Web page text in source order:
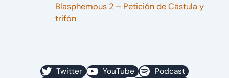
Blasphemous 2 – Petición de Cástula y
trifón
Twitter YouTube
Podcast